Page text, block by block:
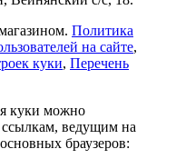
Политика
на сайте,
куки, Перечень
куки можно
ведущим на
браузеров: